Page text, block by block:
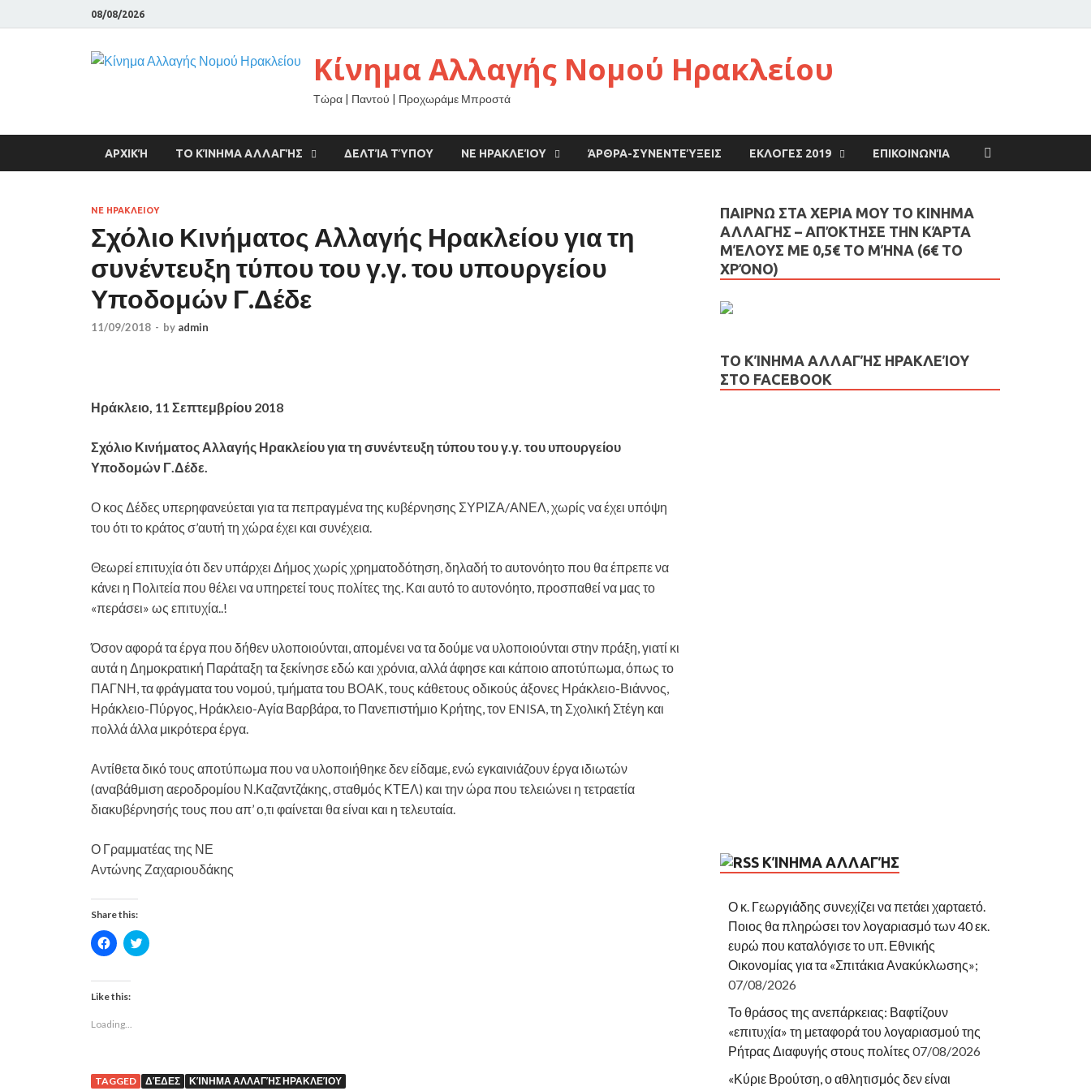
08/08/2026
Κίνημα Αλλαγής Νομού Ηρακλείου
Τώρα | Παντού | Προχωράμε Μπροστά
ΑΡΧΙΚΉ ΤΟ ΚΊΝΗΜΑ ΑΛΛΑΓΉΣ ΔΕΛΤΊΑ ΤΎΠΟΥ ΝΕ ΗΡΑΚΛΕΊΟΥ ΆΡΘΡΑ-ΣΥΝΕΝΤΕΎΞΕΙΣ ΕΚΛΟΓΕΣ 2019 ΕΠΙΚΟΙΝΩΝΊΑ
ΝΕ ΗΡΑΚΛΕΙΟΥ
Σχόλιο Κινήματος Αλλαγής Ηρακλείου για τη
συνέντευξη τύπου του γ.γ. του υπουργείου
Υποδομών Γ.Δέδε
11/09/2018 - by admin
Ηράκλειο, 11 Σεπτεμβρίου 2018
Σχόλιο Κινήματος Αλλαγής Ηρακλείου για τη συνέντευξη τύπου του γ.γ. του υπουργείου
Υποδομών Γ.Δέδε.
Ο κος Δέδες υπερηφανεύεται για τα πεπραγμένα της κυβέρνησης ΣΥΡΙΖΑ/ΑΝΕΛ, χωρίς να έχει υπόψη
του ότι το κράτος σ’αυτή τη χώρα έχει και συνέχεια.
Θεωρεί επιτυχία ότι δεν υπάρχει Δήμος χωρίς χρηματοδότηση, δηλαδή το αυτονόητο που θα έπρεπε να
κάνει η Πολιτεία που θέλει να υπηρετεί τους πολίτες της. Και αυτό το αυτονόητο, προσπαθεί να μας το
«περάσει» ως επιτυχία..!
Όσον αφορά τα έργα που δήθεν υλοποιούνται, απομένει να τα δούμε να υλοποιούνται στην πράξη, γιατί κι
αυτά η Δημοκρατική Παράταξη τα ξεκίνησε εδώ και χρόνια, αλλά άφησε και κάποιο αποτύπωμα, όπως το
ΠΑΓΝΗ, τα φράγματα του νομού, τμήματα του ΒΟΑΚ, τους κάθετους οδικούς άξονες Ηράκλειο-Βιάννος,
Ηράκλειο-Πύργος, Ηράκλειο-Αγία Βαρβάρα, το Πανεπιστήμιο Κρήτης, τον ENISA, τη Σχολική Στέγη και
πολλά άλλα μικρότερα έργα.
Αντίθετα δικό τους αποτύπωμα που να υλοποιήθηκε δεν είδαμε, ενώ εγκαινιάζουν έργα ιδιωτών
(αναβάθμιση αεροδρομίου Ν.Καζαντζάκης, σταθμός ΚΤΕΛ) και την ώρα που τελειώνει η τετραετία
διακυβέρνησής τους που απ’ ο,τι φαίνεται θα είναι και η τελευταία.
Ο Γραμματέας της ΝΕ
Αντώνης Ζαχαριουδάκης
Share this:
C
l
k
t
o
h
n
C
l
n
Like this:
Loading...
TAGGED ΔΈΔΕΣ ΚΊΝΗΜΑ ΑΛΛΑΓΉΣ ΗΡΑΚΛΕΊΟΥ
ΠΑΙΡΝΩ ΣΤΑ ΧΕΡΙΑ ΜΟΥ ΤΟ ΚΙΝΗΜΑ
ΑΛΛΑΓΗΣ – AΠΌΚΤΗΣΕ ΤΗΝ ΚΆΡΤΑ
ΜΈΛΟΥΣ ΜΕ 0,5€ ΤΟ ΜΉΝΑ (6€ ΤΟ
ΧΡΌΝΟ)
ΤΟ ΚΊΝΗΜΑ ΑΛΛΑΓΉΣ ΗΡΑΚΛΕΊΟΥ
ΣΤΟ FACEBOOK
ΚΊΝΗΜΑ ΑΛΛΑΓΉΣ
Ο κ. Γεωργιάδης συνεχίζει να πετάει χαρταετό.
Ποιος θα πληρώσει τον λογαριασμό των 40 εκ.
ευρώ που καταλόγισε το υπ. Εθνικής
Οικονομίας για τα «Σπιτάκια Ανακύκλωσης»;
07/08/2026
Το θράσος της ανεπάρκειας: Βαφτίζουν
«επιτυχία» τη μεταφορά του λογαριασμού της
Ρήτρας Διαφυγής στους πολίτες 07/08/2026
«Κύριε Βρούτση, ο αθλητισμός δεν είναι